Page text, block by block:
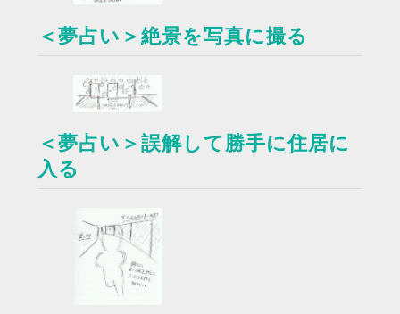
＜夢占い＞絶景を写真に撮る
＜夢占い＞誤解して勝手に住居に
入る